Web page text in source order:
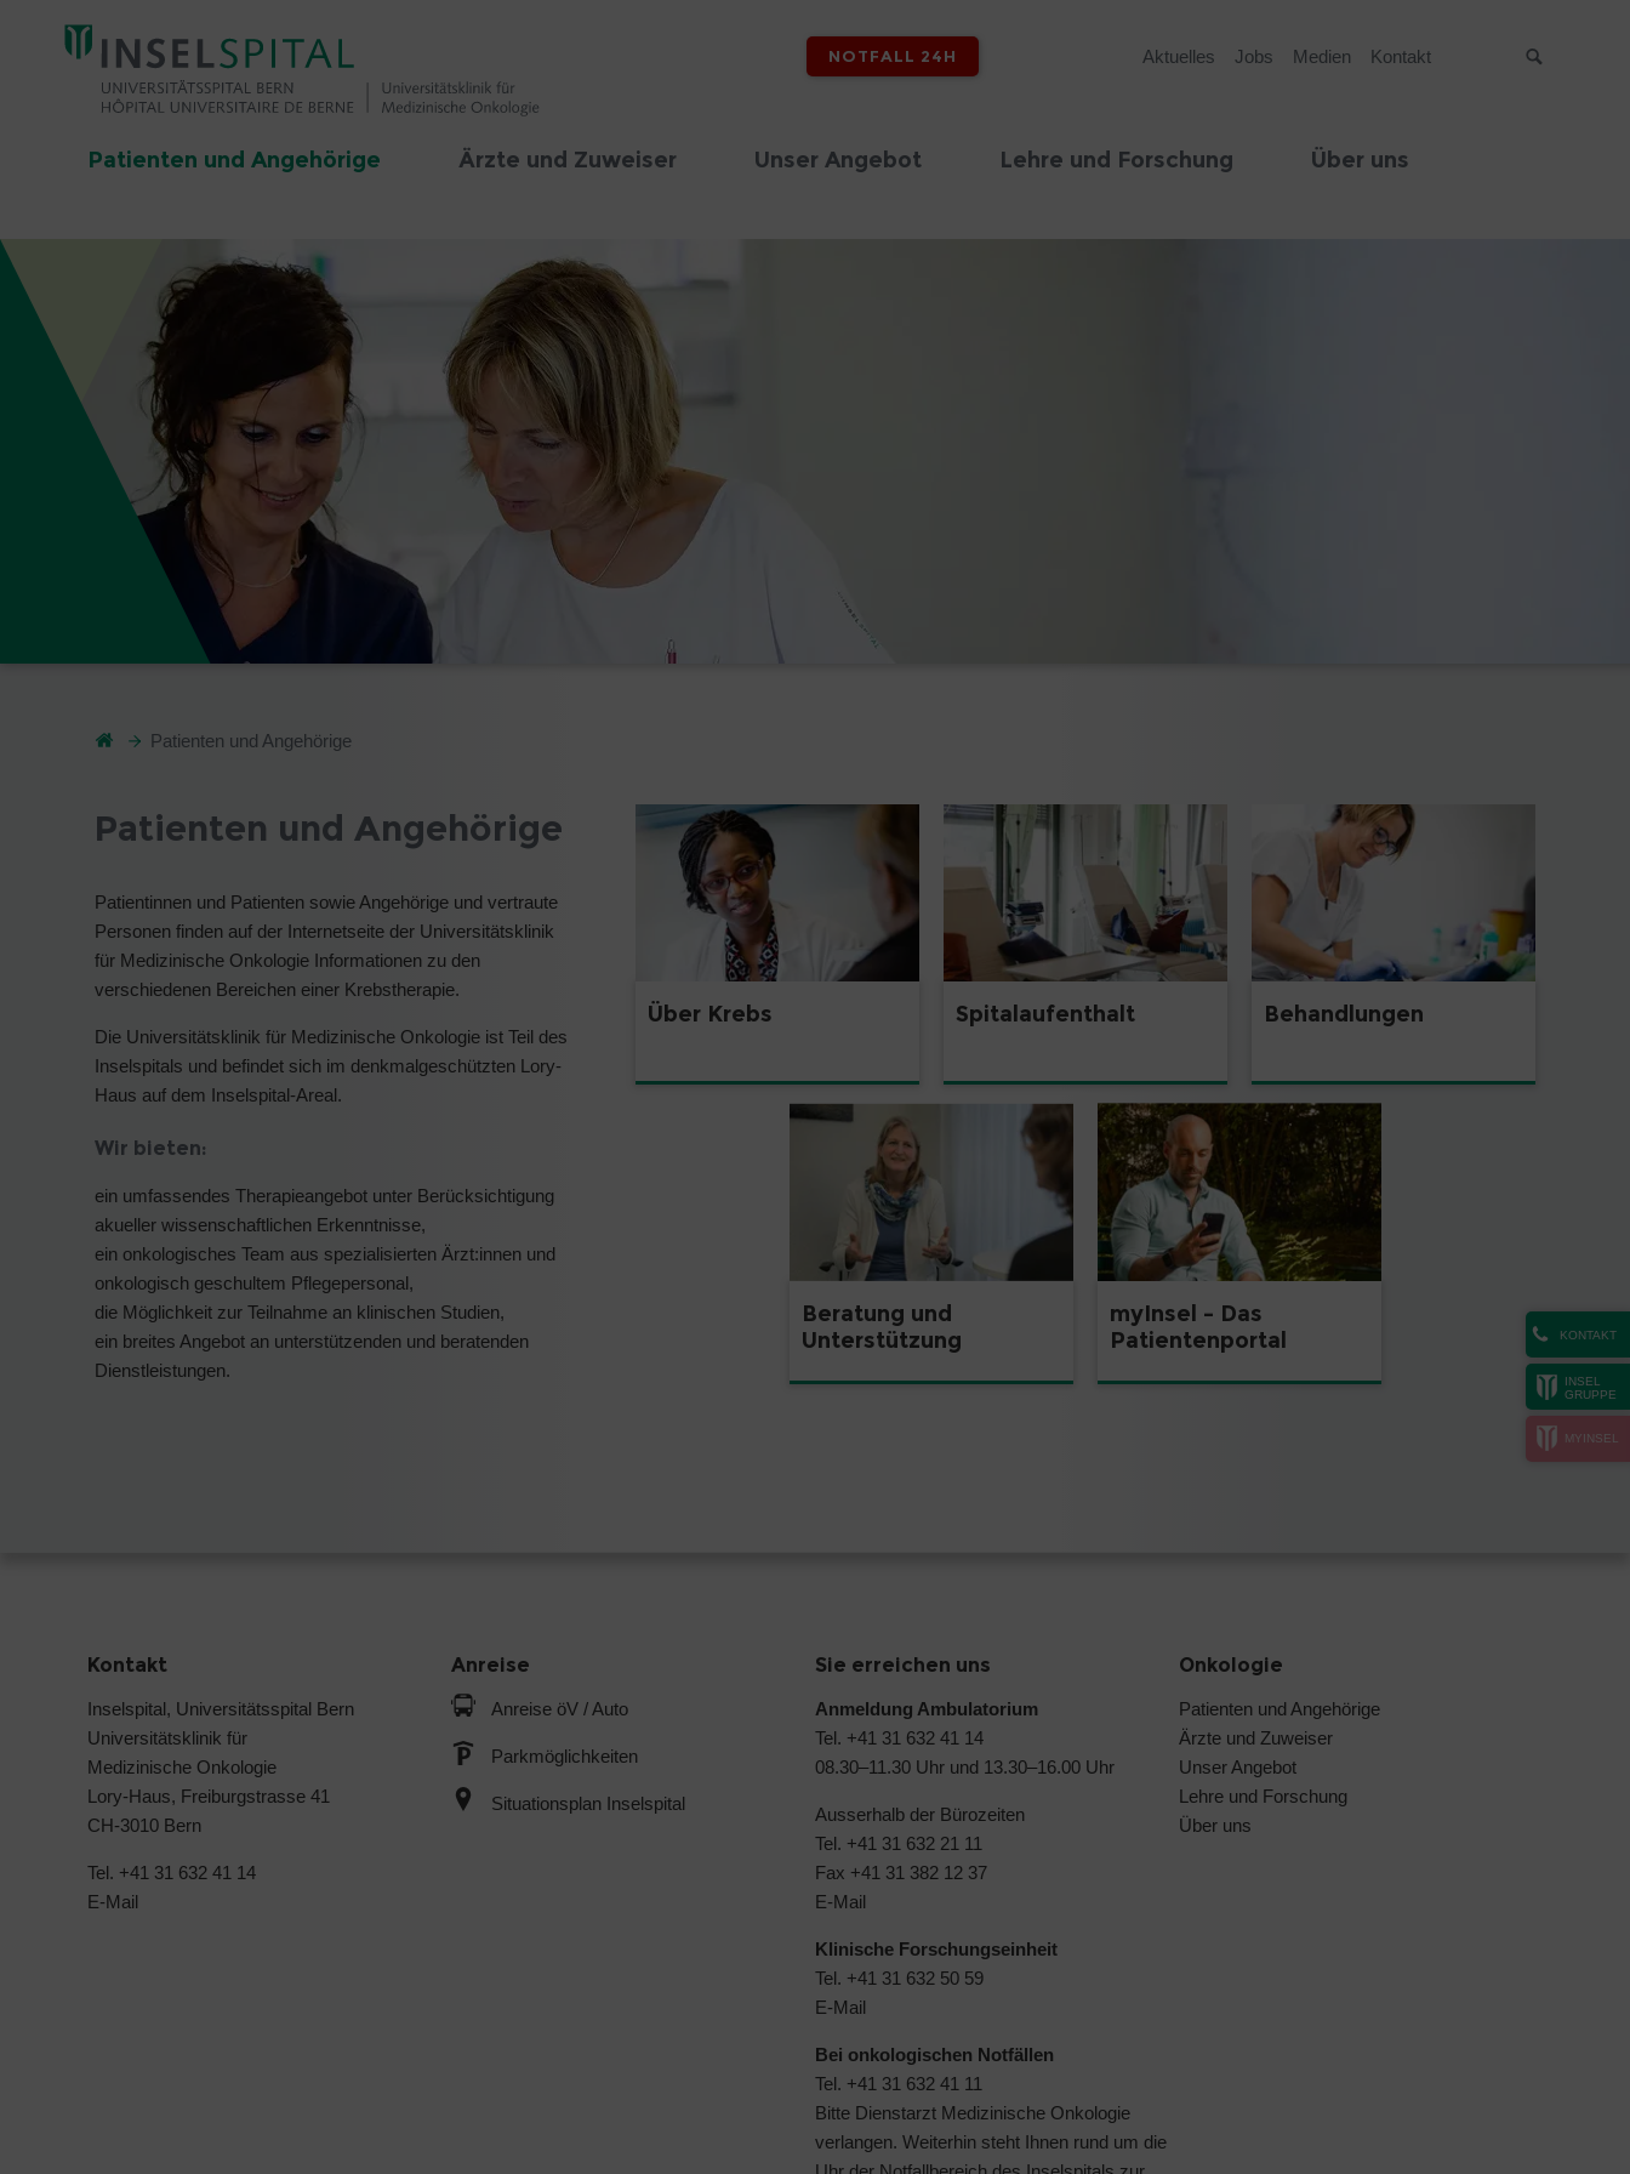
NOTFALL 24H Aktuelles Jobs Medien Kontakt
Patienten und Angehörige Ärzte und Zuweiser Unser Angebot Lehre und Forschung Über uns
KONTAKT
INSEL
GRUPPE
MYINSEL
Patienten und Angehörige
Patienten und Angehörige
Patientinnen und Patienten sowie Angehörige und vertraute
Personen finden auf der Internetseite der Universitätsklinik
für Medizinische Onkologie Informationen zu den
verschiedenen Bereichen einer Krebstherapie.
Die Universitätsklinik für Medizinische Onkologie ist Teil des
Inselspitals und befindet sich im denkmalgeschützten Lory-
Haus auf dem Inselspital-Areal.
Wir bieten:
ein umfassendes Therapieangebot unter Berücksichtigung
akueller wissenschaftlichen Erkenntnisse,
ein onkologisches Team aus spezialisierten Ärzt:innen und
onkologisch geschultem Pflegepersonal,
die Möglichkeit zur Teilnahme an klinischen Studien,
ein breites Angebot an unterstützenden und beratenden
Dienstleistungen.
Über Krebs Spitalaufenthalt Behandlungen
Beratung und
Unterstützung
myInsel – Das
Patientenportal
Kontakt
Inselspital, Universitätsspital Bern
Universitätsklinik für
Medizinische Onkologie
Lory-Haus, Freiburgstrasse 41
CH-3010 Bern
Tel. +41 31 632 41 14
E-Mail
Anreise
Anreise öV / Auto
Parkmöglichkeiten
Situationsplan Inselspital
Sie erreichen uns
Anmeldung Ambulatorium
Tel. +41 31 632 41 14
08.30–11.30 Uhr und 13.30–16.00 Uhr
Ausserhalb der Bürozeiten
Tel. +41 31 632 21 11
Fax +41 31 382 12 37
E-Mail
Klinische Forschungseinheit
Tel. +41 31 632 50 59
E-Mail
Bei onkologischen Notfällen
Tel. +41 31 632 41 11
Bitte Dienstarzt Medizinische Onkologie
verlangen. Weiterhin steht Ihnen rund um die
Onkologie
Patienten und Angehörige
Ärzte und Zuweiser
Unser Angebot
Lehre und Forschung
Über uns